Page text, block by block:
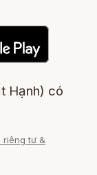
Hạnh) có
riêng tư &